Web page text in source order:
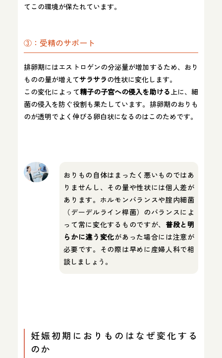
てこの環境が保たれています。
③：受精のサポート
排卵期にはエストロゲンの分泌量が増加するため、おり
ものの量が増えてサラサラの性状に変化します。
この変化によって精子の子宮への侵入を助ける上に、細
菌の侵入を防ぐ役割も果たしています。排卵期のおりも
のが透明でよく伸びる卵白状になるのはこのためです。
おりもの自体はまったく悪いものではあ
りませんし、その量や性状には個人差が
あります。ホルモンバランスや腟内細菌
（デーデルライン桿菌）のバランスによ
って常に変化するものですが、 普段と明
らかに違う変化があった場合には注意が
必要です。その際は早めに産婦人科で相
談しましょう。
妊娠初期におりものはなぜ変化する
のか